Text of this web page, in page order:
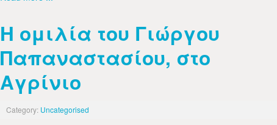
Η ομιλία του Γιώργου
Παπαναστασίου, στο
Αγρίνιο
Category: Uncategorised